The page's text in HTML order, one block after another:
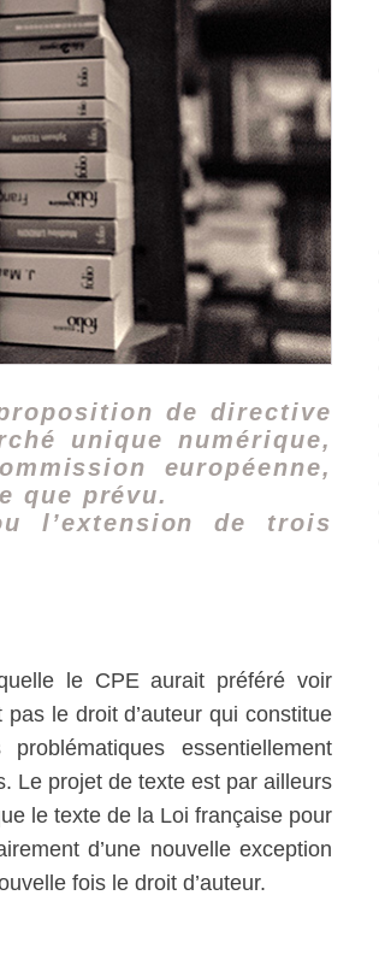
de directive
unique numérique,
européenne,
que prévu.
l’extension de trois
le CPE aurait préféré voir
le droit d’auteur qui constitue
essentiellement
Le projet de texte est par ailleurs
le texte de la Loi française pour
d’une nouvelle exception
fois le droit d’auteur.